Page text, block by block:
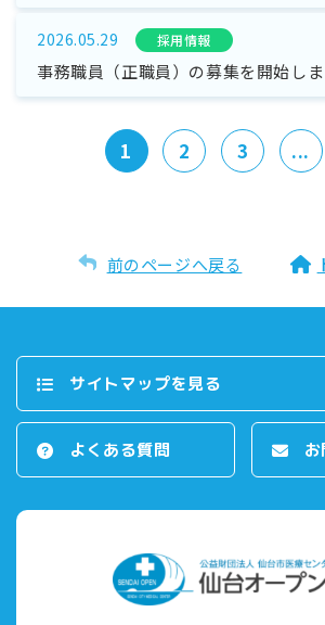
2026.05.29 採⽤情報
事務職員（正職員）の募集を開始しま
1 2 3 ...
前のページへ戻る
サイトマップを⾒る
よくある質問